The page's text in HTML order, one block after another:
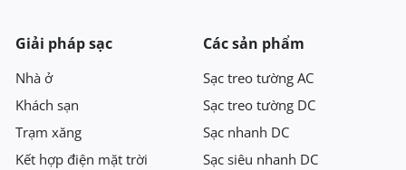
Giải pháp sạc
Nhà ở
Khách sạn
Trạm xăng
Kết hợp điện mặt trời
Các sản phẩm
Sạc treo tường AC
Sạc treo tường DC
Sạc nhanh DC
Sạc siêu nhanh DC